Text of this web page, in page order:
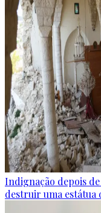
Indignação depois
destruir uma estátua